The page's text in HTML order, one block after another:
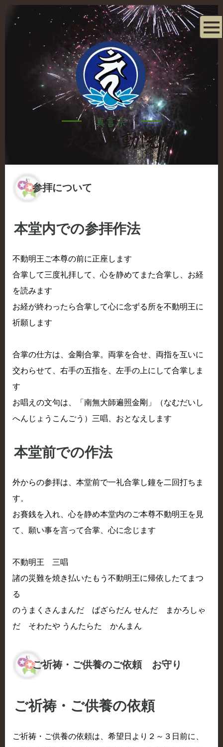
参拝について
本堂内での参拝作法
不動明王ご本尊の前に正座します
合掌して三度礼拝して、心を静めてまた合掌し、お経
を読みます
お経が終わったら合掌して心に念ずる所を不動明王に
祈願します
合掌の仕方は、金剛合掌。両掌を合せ、両指を互いに
交わらせて、右手の五指を、左手の上にして合掌しま
す
お唱えの文句は、「南無大師遍照金剛」（なむだいし
へんじょうこんごう）三唱、おとなえします
本堂前での作法
外からの参拝は、本堂前で一礼合掌し鐘を二回打ちま
す。
お賽銭を入れ、心を静め本堂内のご本尊不動明王を見
て、願い事を言って合掌、心に念じます
不動明王 三唱
諸の災難を焼き払いたもう不動明王に帰依したてまつ
る
のうまくさんまんだ ばざらだん せんだ まかろしゃ
だ そわたや うんたらた かんまん
ご祈祷・ご供養のご依頼 お守り
ご祈祷・ご供養の依頼
ご祈祷・ご供養の依頼は、希望日より２～３日前に、